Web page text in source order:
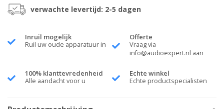
verwachte levertijd: 2-5 dagen
Inruil mogelijk
Ruil uw oude apparatuur in
Offerte
Vraag via
info@audioexpert.nl aan
100% klanttevredenheid
Alle aandacht voor u
Echte winkel
Echte productspecialisten